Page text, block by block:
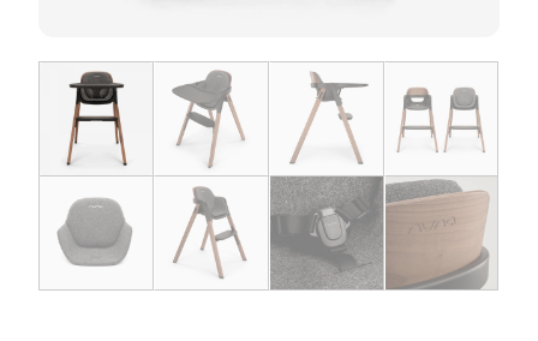
KATOJI TV
このサイトについて
プライバシーポリシー